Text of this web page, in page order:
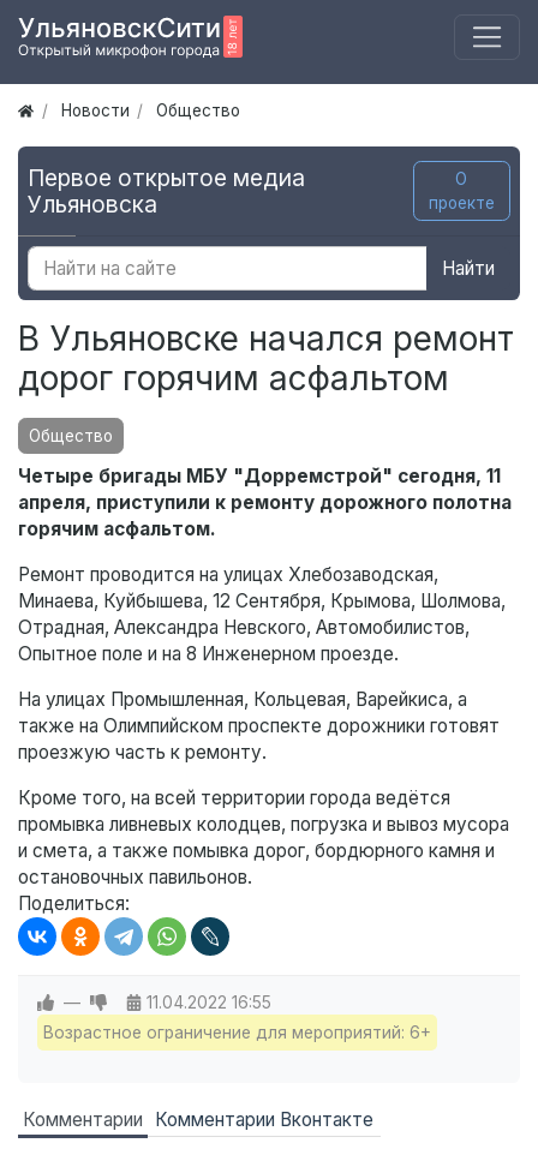
Новости Общество
Первое открытое медиа
Ульяновска
О
проекте
Найти
В Ульяновске начался ремонт
дорог горячим асфальтом
Общество
Четыре бригады МБУ "Дорремстрой" сегодня, 11
апреля, приступили к ремонту дорожного полотна
горячим асфальтом.
Ремонт проводится на улицах Хлебозаводская,
Минаева, Куйбышева, 12 Сентября, Крымова, Шолмова,
Отрадная, Александра Невского, Автомобилистов,
Опытное поле и на 8 Инженерном проезде.
На улицах Промышленная, Кольцевая, Варейкиса, а
также на Олимпийском проспекте дорожники готовят
проезжую часть к ремонту.
Кроме того, на всей территории города ведётся
промывка ливневых колодцев, погрузка и вывоз мусора
и смета, а также помывка дорог, бордюрного камня и
остановочных павильонов.
Поделиться:
— 11.04.2022 16:55
Возрастное ограничение для мероприятий: 6+
Комментарии Комментарии Вконтакте